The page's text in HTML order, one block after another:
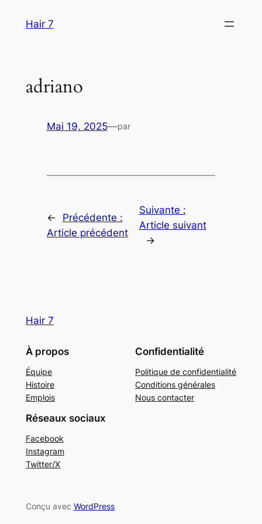
Hair 7
adriano
Mai 19, 2025—par
←
Précédente :
Article précédent
Suivante :
Article suivant
→
Hair 7
À propos
Équipe
Histoire
Emplois
Confidentialité
Politique de confidentialité
Conditions générales
Nous contacter
Réseaux sociaux
Facebook
Instagram
Twitter/X
Conçu avec WordPress